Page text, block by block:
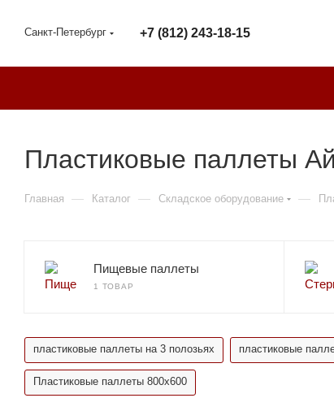
Санкт-Петербург +7 (812) 243-18-15
Пластиковые паллеты
Главная — Каталог — Складское оборудование —
Пищевые паллеты
1 ТОВАР
пластиковые паллеты на 3 полозьях пластиковые
Пластиковые паллеты 800х600